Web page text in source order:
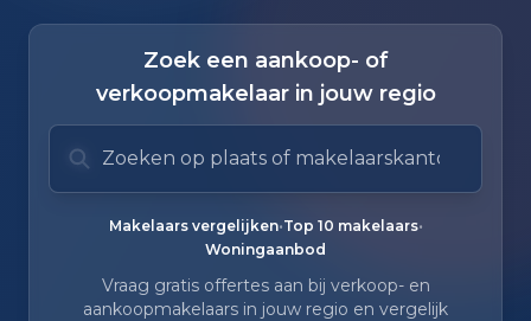
Zoek een aankoop- of
verkoopmakelaar in jouw regio
Zoek op plaats of makelaarskantoor
Typ om te zoeken. Gebruik pijl omlaag en pijl
Makelaars vergelijken•Top 10 makelaars•
Woningaanbod
Vraag gratis offertes aan bij verkoop- en
aankoopmakelaars in jouw regio en vergelijk